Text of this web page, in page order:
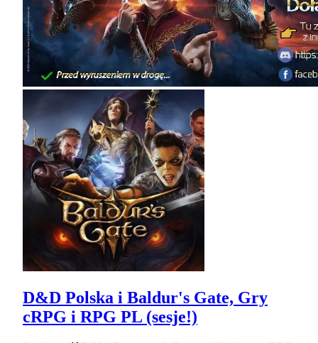
D&D Polska i Baldur's Gate, Gry
cRPG i RPG PL (sesje!)